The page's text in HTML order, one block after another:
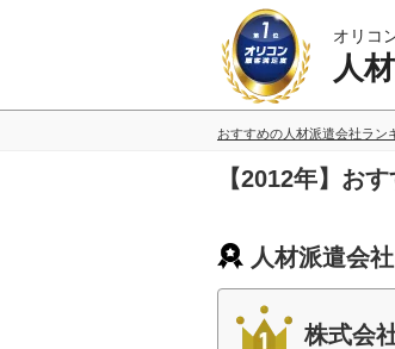
オリコ
人
おすすめの人材派遣会社ラン
【2012年】お
人材派遣会
株式会